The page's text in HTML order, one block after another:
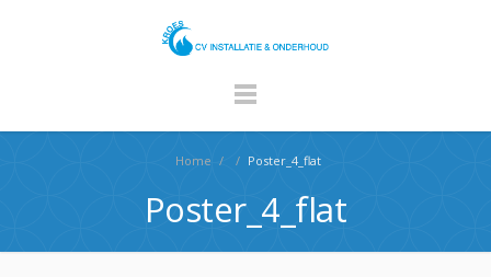
Home / / Poster_4_flat
Poster_4_flat